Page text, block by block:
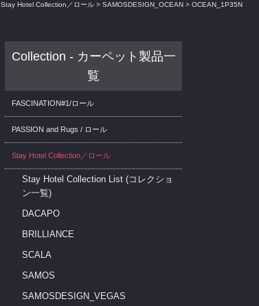
Stay Hotel Collection／ロール > SAMOSDESIGN_OCEAN > OCEAN_1P35N
Collection - カーペット製品一
覧
FASCINATION#1/ロール
PASSION and Rugs / ロール
Stay Hotel Collection／ロール
Stay Hotel Collection List (コレクショ
ン一覧)
DACAPO
BRILLIANCE
SCALA
SAMOS
SAMOSDESIGN_VEGAS